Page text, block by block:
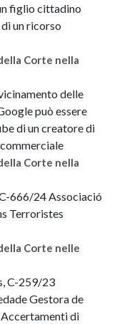
figlio cittadino
un ricorso
Corte nella
delle
può essere
di un creatore di
Corte nella
666/24 Associació
Terroristes
Corte nelle
C-259/23
Gestora de
Accertamenti di